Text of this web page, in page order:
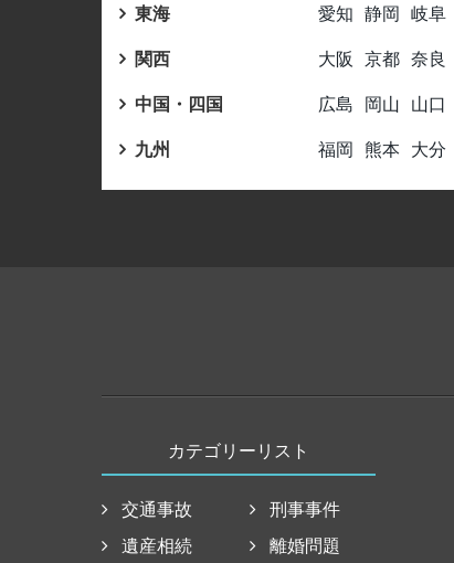
東海 愛知 静岡 岐阜
関西 大阪 京都 奈良
中国・四国 広島 岡山 山口
九州 福岡 熊本 大分
カテゴリーリスト
交通事故
刑事事件
遺産相続
離婚問題